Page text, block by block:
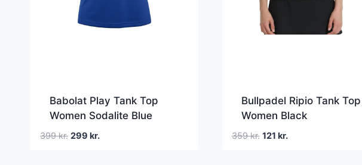
Babolat Play Tank Top
Women Sodalite Blue
399kr. Den
299 kr.Den
Bullpadel Ripio Tank Top
Women Black
359kr. Den
121 kr.Den